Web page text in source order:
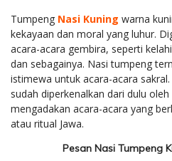
Tumpeng Nasi Kuning warna
kekayaan dan moral yang luhur.
acara-acara gembira, seperti
dan sebagainya. Nasi tumpeng
istimewa untuk acara-acara
sudah diperkenalkan dari dulu
mengadakan acara-acara yang
atau ritual Jawa.
Pesan Nasi Tumpeng